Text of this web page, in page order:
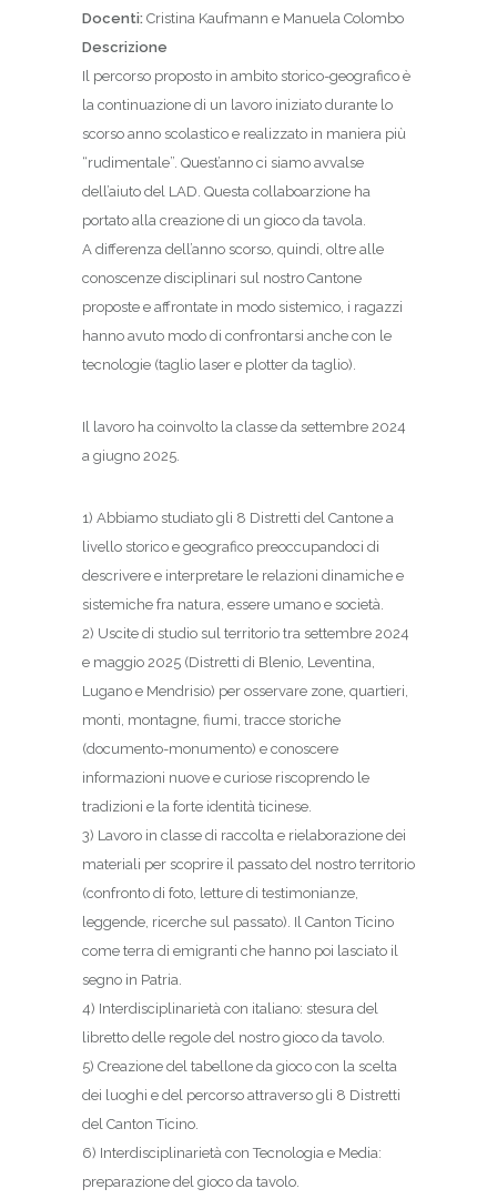
Docenti: Cristina Kaufmann e Manuela Colombo
Descrizione
Il percorso proposto in ambito storico-geografico è
la continuazione di un lavoro iniziato durante lo
scorso anno scolastico e realizzato in maniera più
“rudimentale”. Quest’anno ci siamo avvalse
dell’aiuto del LAD. Questa collaboarzione ha
portato alla creazione di un gioco da tavola.
A differenza dell’anno scorso, quindi, oltre alle
conoscenze disciplinari sul nostro Cantone
proposte e affrontate in modo sistemico, i ragazzi
hanno avuto modo di confrontarsi anche con le
tecnologie (taglio laser e plotter da taglio).
Il lavoro ha coinvolto la classe da settembre 2024
a giugno 2025.
1) Abbiamo studiato gli 8 Distretti del Cantone a
livello storico e geografico preoccupandoci di
descrivere e interpretare le relazioni dinamiche e
sistemiche fra natura, essere umano e società.
2) Uscite di studio sul territorio tra settembre 2024
e maggio 2025 (Distretti di Blenio, Leventina,
Lugano e Mendrisio) per osservare zone, quartieri,
monti, montagne, fiumi, tracce storiche
(documento-monumento) e conoscere
informazioni nuove e curiose riscoprendo le
tradizioni e la forte identità ticinese.
3) Lavoro in classe di raccolta e rielaborazione dei
materiali per scoprire il passato del nostro territorio
(confronto di foto, letture di testimonianze,
leggende, ricerche sul passato). Il Canton Ticino
come terra di emigranti che hanno poi lasciato il
segno in Patria.
4) Interdisciplinarietà con italiano: stesura del
libretto delle regole del nostro gioco da tavolo.
5) Creazione del tabellone da gioco con la scelta
dei luoghi e del percorso attraverso gli 8 Distretti
del Canton Ticino.
6) Interdisciplinarietà con Tecnologia e Media:
preparazione del gioco da tavolo.